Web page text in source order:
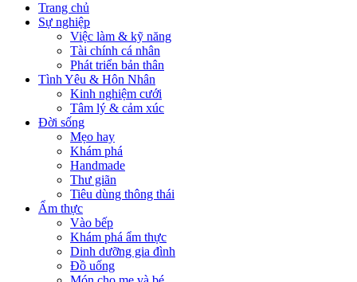
Trang chủ
Sự nghiệp
Việc làm & kỹ năng
Tài chính cá nhân
Phát triển bản thân
Tình Yêu & Hôn Nhân
Kinh nghiệm cưới
Tâm lý & cảm xúc
Đời sống
Mẹo hay
Khám phá
Handmade
Thư giãn
Tiêu dùng thông thái
Ẩm thực
Vào bếp
Khám phá ẩm thực
Dinh dưỡng gia đình
Đồ uống